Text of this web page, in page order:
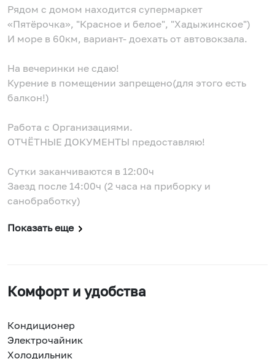
Рядом с домом находится супермаркет
«Пятёрочка», "Красное и белое", "Хадыжинское")
И море в 60км, вариант- доехать от автовокзала.
На вечеринки не сдаю!
Курение в помещении запрещено(для этого есть
балкон!)
Работа с Организациями.
ОТЧЁТНЫЕ ДОКУМЕНТЫ предоставляю!
Сутки заканчиваются в 12:00ч
Заезд после 14:00ч (2 часа на приборку и
санобработку)
Показать еще
Комфорт и удобства
Кондиционер
Электрочайник
Холодильник